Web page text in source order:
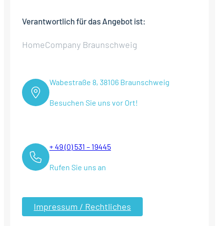
Verantwortlich für das Angebot ist:
HomeCompany Braunschweig
Wabestraße 8, 38106 Braunschweig
Besuchen Sie uns vor Ort!
+ 49 (0) 531 – 19445
Rufen Sie uns an
Impressum / Rechtliches